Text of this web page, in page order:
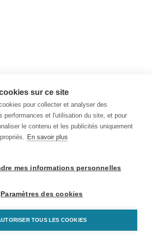
sur ce site
pour collecter et analyser des
performances et l'utilisation du site, et pour
le contenu et les publicités uniquement
En savoir plus
mes informations personnelles
Paramètres des cookies
TOUS LES COOKIES